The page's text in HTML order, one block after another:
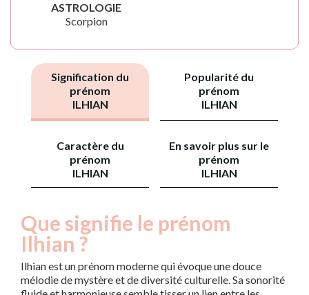
ASTROLOGIE
Scorpion
Signification du
prénom
ILHIAN
Popularité du
prénom
ILHIAN
Caractère du
prénom
ILHIAN
En savoir plus sur le
prénom
ILHIAN
Que signifie le prénom
Ilhian ?
Ilhian est un prénom moderne qui évoque une douce
mélodie de mystère et de diversité culturelle. Sa sonorité